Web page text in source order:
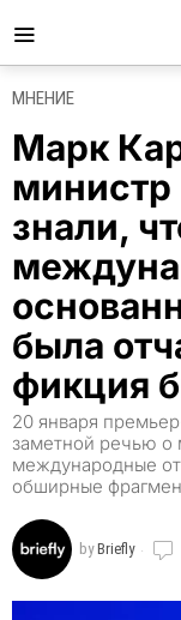
МНЕНИЕ
Марк
знали,
была
фикция
20 января
заметной речью о
международные
обширные
byBriefly